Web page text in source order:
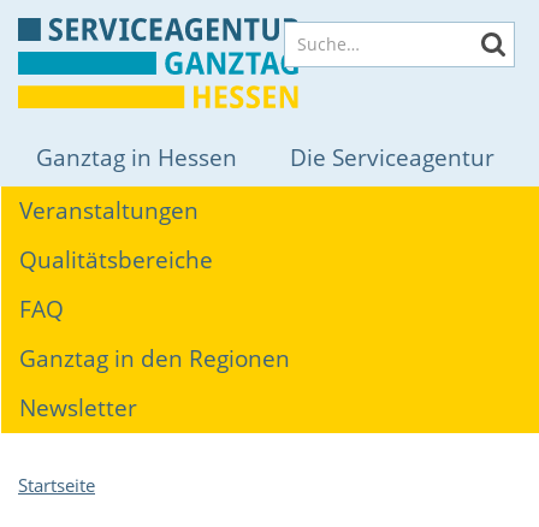
Direkt
zum
Inhalt
Suche
Hauptnavigation
Ganztag in Hessen Die Serviceagentur
Themen
Veranstaltungen
Qualitätsbereiche
FAQ
Ganztag in den Regionen
Newsletter
Pfadnavigation
Startseite